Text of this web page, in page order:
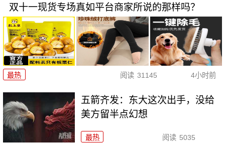
双十一现货专场真如平台商家所说的那样吗？
最热 阅读 31145 4小时前
五箭齐发：东大这次出手，没给
美方留半点幻想
最热 阅读 5035